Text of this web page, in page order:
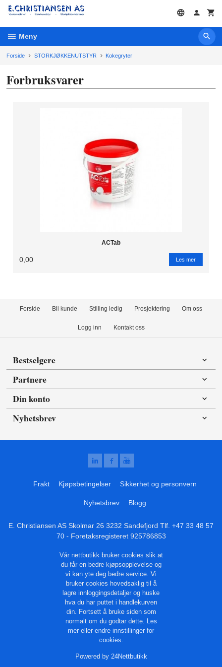
Gå
innholdet
Meny
Forside STORKJØKKENUTSTYR Kokegryter
Forbruksvarer
ACTab
0,00 Les mer
Forside Bli kunde Stilling ledig Prosjektering Om oss
Logg inn Kontakt oss
Bestselgere
Partnere
Din konto
Nyhetsbrev
Frakt Kjøpsbetingelser Sikkerhet og personvern
Nyhetsbrev Blogg
E. Christiansen AS Skolmar 26 3232 Sandefjord Tlf. +47 33 48 57
70- Foretaksregisteret 925786853
Vår nettbutikk bruker cookies slik at
du får en bedre kjøpsopplevelse og
vi kan yte deg bedre service. Vi
bruker cookies hovedsaklig til å
lagre innloggingsdetaljer og huske
hva du har puttet i handlekurven
din. Fortsett å bruke siden som
normalt om du godtar dette. Les
mer eller endre innstillinger for
cookies.
Powered by 24Nettbutikk